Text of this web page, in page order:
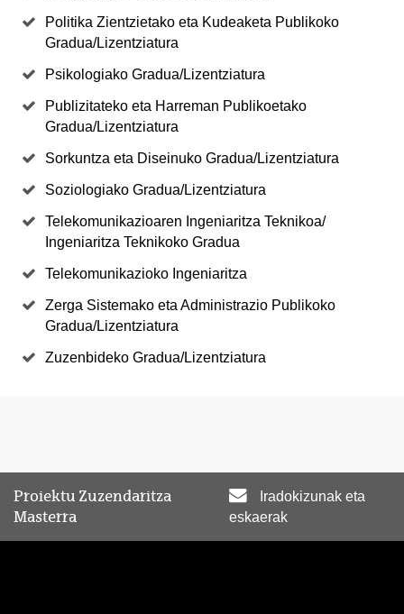
Politika Zientzietako eta Kudeaketa Publikoko
Gradua/Lizentziatura
Psikologiako Gradua/Lizentziatura
Publizitateko eta Harreman Publikoetako
Gradua/Lizentziatura
Sorkuntza eta Diseinuko Gradua/Lizentziatura
Soziologiako Gradua/Lizentziatura
Telekomunikazioaren Ingeniaritza Teknikoa/
Ingeniaritza Teknikoko Gradua
Telekomunikazioko Ingeniaritza
Zerga Sistemako eta Administrazio Publikoko
Gradua/Lizentziatura
Zuzenbideko Gradua/Lizentziatura
Proiektu Zuzendaritza
Masterra
Iradokizunak eta
eskaerak